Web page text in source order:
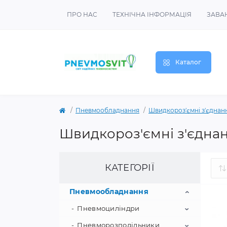
ПРО НАС ТЕХНІЧНА ІНФОРМАЦІЯ
Каталог
Пневмообладнання Швидкороз'ємні
Швидкороз'ємні
КАТЕГОРІЇ
Пневмообладнання
Пневмоциліндри
Пневмоциліндри IS0 15552
Пневморозподільники